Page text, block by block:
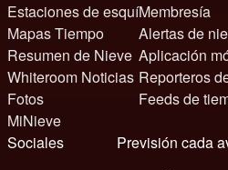
Estaciones de esquí
Mapas Tiempo
Resumen de Nieve
Whiteroom Noticias
Fotos
MiNieve
Membresía
Alertas de
Aplicación
Reporteros
Feeds de
Sociales
Previsión cada